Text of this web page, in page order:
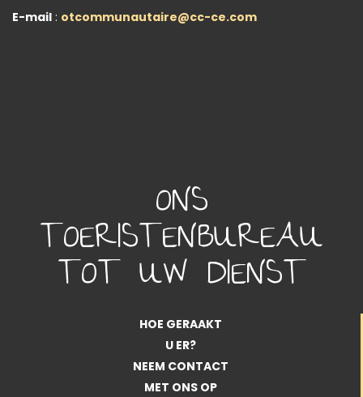
E-mail : otcommunautaire@cc-ce.com
ONS
TOERISTENBUREAU
TOT UW DIENST
HOE GERAAKT
U ER?
NEEM CONTACT
MET ONS OP